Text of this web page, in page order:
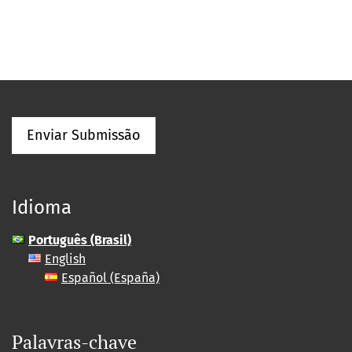
Enviar Submissão
Idioma
Português (Brasil)
English
Español (España)
Palavras-chave